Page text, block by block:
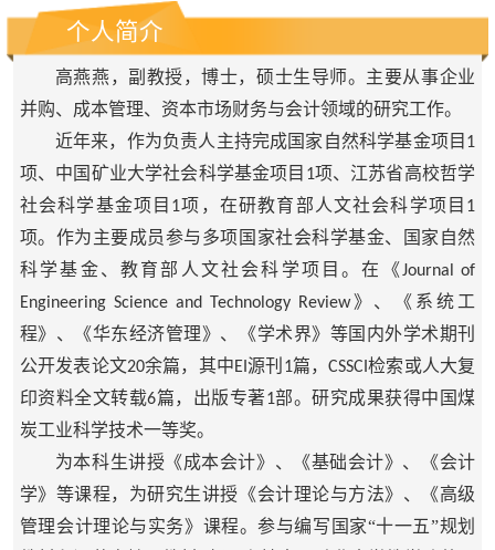
个人简介
高燕燕，副教授，博士，硕士生导师。主要从事企业
并购、成本管理、资本市场财务与会计领域的研究工作。
近年来，作为负责人主持完成国家自然科学基金项目 1
项、中国矿业大学社会科学基金项目 1项、江苏省高校哲学
社会科学基金项目 1项，在研教育部人文社会科学项目 1
项。作为主要成员参与多项国家社会科学基金、国家自然
科学基金、教育部人文社会科学项目。在《Journal of
Engineering Science and Technology Review》、《系统工
程》、《华东经济管理》、《学术界》等国内外学术期刊
公开发表论文20余篇，其中EI源刊 1篇，CSSCI检索或人大复
印资料全文转载6篇，出版专著1部。研究成果获得中国煤
炭工业科学技术一等奖。
为本科生讲授《成本会计》、《基础会计》、《会计
学》等课程，为研究生讲授《会计理论与方法》、《高级
管理会计理论与实务》课程。参与编写国家“十一五”规划